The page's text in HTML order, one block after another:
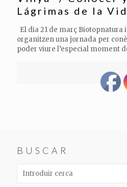
Lágrimas de la
El dia 21 de març Biotopnatura
organitzen una jornada per
poder viure l’especial moment
BUSCAR